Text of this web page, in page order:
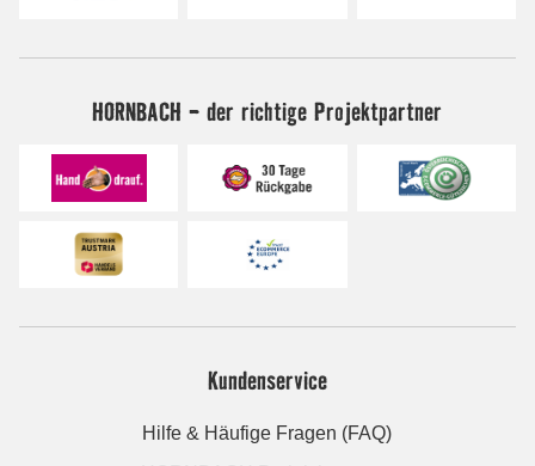
HORNBACH - der richtige Projektpartner
Kundenservice
Hilfe & Häufige Fragen (FAQ)